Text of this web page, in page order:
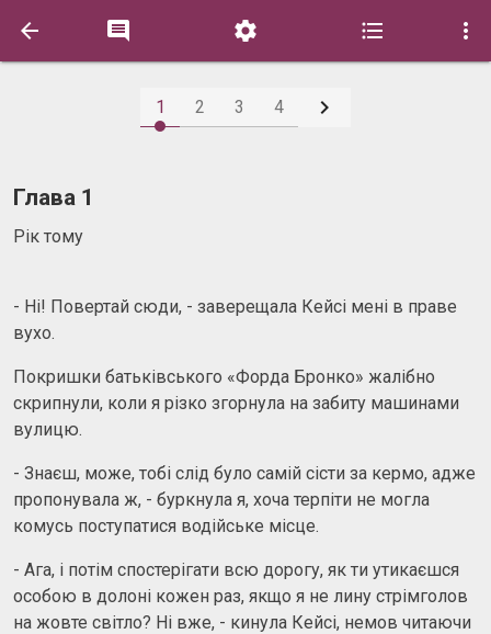
    
1 2 3 4 
Глава 1
Рік тому
- Ні! Повертай сюди, - заверещала Кейсі мені в праве
вухо.
Покришки батьківського «Форда Бронко» жалібно
скрипнули, коли я різко згорнула на забиту машинами
вулицю.
- Знаєш, може, тобі слід було самій сісти за кермо, адже
пропонувала ж, - буркнула я, хоча терпіти не могла
комусь поступатися водійське місце.
- Ага, і потім спостерігати всю дорогу, як ти утикаєшся
особою в долоні кожен раз, якщо я не лину стрімголов
на жовте світло? Ні вже, - кинула Кейсі, немов читаючи